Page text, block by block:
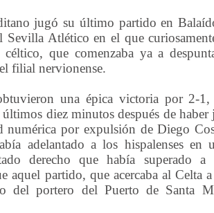
jugó su último partido en
Sevilla Atlético en el que
céltico, que comenzaba ya a
filial nervionense.
una épica victoria por 2-
diez minutos después de haber
numérica por expulsión de Diego
adelantado a los hispalenses en
derecho que había superado
aquel partido, que acercaba al Celta
del portero del Puerto de Santa